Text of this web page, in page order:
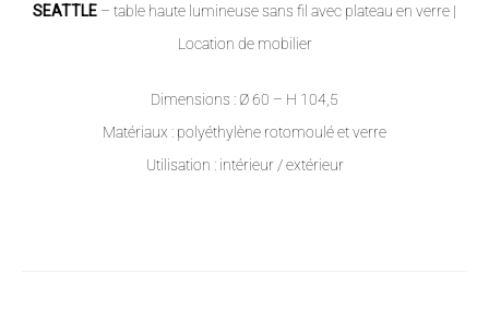
SEATTLE – table haute lumineuse sans fil avec plateau en verre |
Location de mobilier
Dimensions : Ø 60 – H 104,5
Matériaux : polyéthylène rotomoulé et verre
Utilisation : intérieur / extérieur